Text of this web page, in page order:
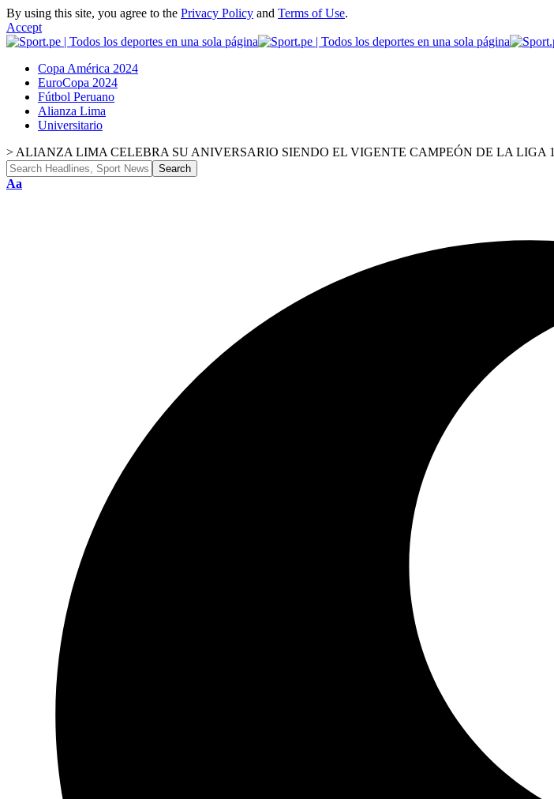
By using this site, you agree to the Privacy Policy and Terms of Use.
Accept
Copa América 2024
EuroCopa 2024
Fútbol Peruano
Alianza Lima
Universitario
> ALIANZA LIMA CELEBRA SU ANIVERSARIO SIENDO EL VIGENTE CAMPEÓN DE LA LIGA 1
Font
Aa